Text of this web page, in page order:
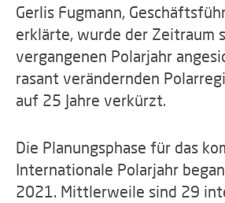
Gerlis Fugmann,
erklärte, wurde der Zeitraum
vergangenen Polarjahr
rasant verändernden
auf 25 Jahre verkürzt.
Die Planungsphase für das
Internationale Polarjahr
2021. Mittlerweile sind 29